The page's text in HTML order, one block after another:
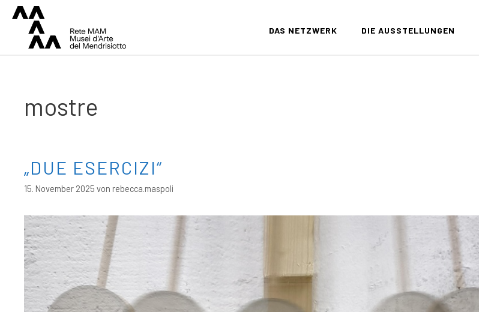
DAS NETZWERK DIE AUSSTELLUNGEN
mostre
„DUE ESERCIZI“
15. November 2025 von rebecca.maspoli